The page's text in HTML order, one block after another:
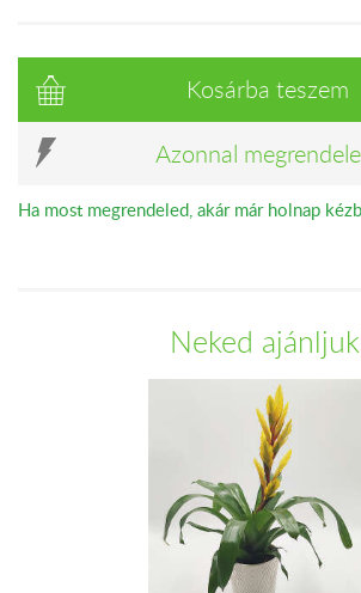
Kosárba teszem
Azonnal
Ha most megrendeled, akár már holnap
Neked